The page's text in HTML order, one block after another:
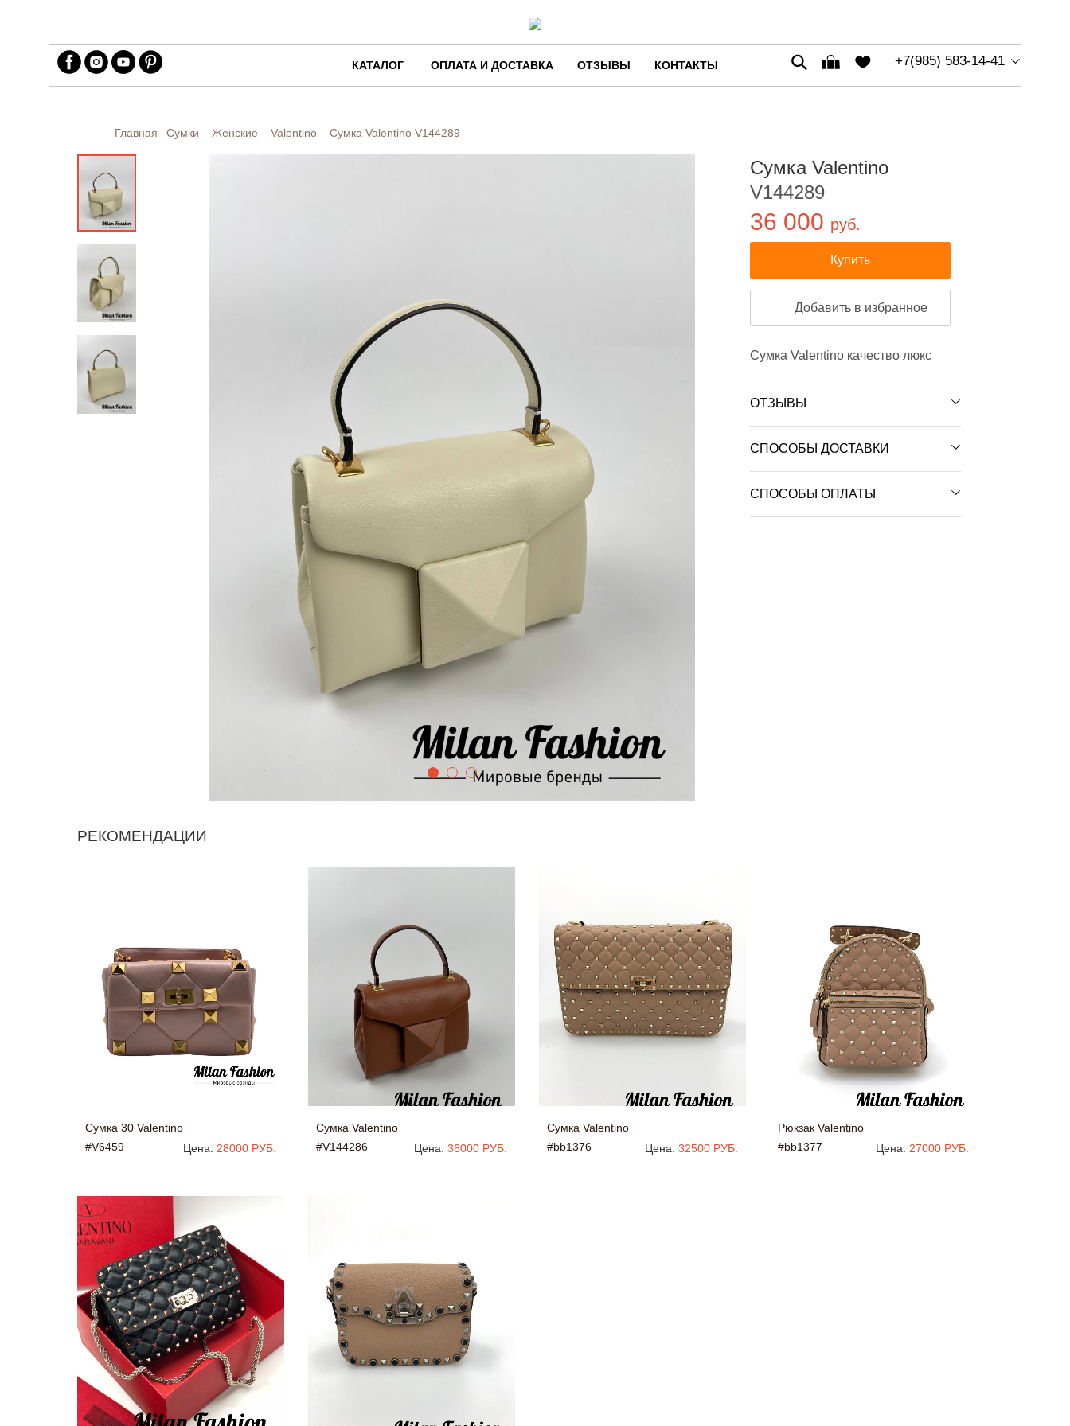
КАТАЛОГ ОПЛАТА И ДОСТАВКА ОТЗЫВЫ КОНТАКТЫ +7(985) 583-14-41
Главная Сумки Женские Valentino Сумка Valentino V144289
Сумка Valentino
V144289
36 000 руб.
Купить
Добавить в избранное
Сумка Valentino качество люкс
ОТЗЫВЫ
СПОСОБЫ ДОСТАВКИ
СПОСОБЫ ОПЛАТЫ
РЕКОМЕНДАЦИИ
Сумка 30 Valentino
#V6459
Цена: 28000 РУБ.
Сумка Valentino
#V144286
Цена: 36000 РУБ.
Сумка Valentino
#bb1376
Цена: 32500 РУБ.
Рюкзак Valentino
#bb1377
Цена: 27000 РУБ.